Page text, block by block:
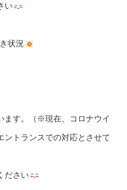
い
状況
ます。（※現在、コロナウイ
ントランスでの対応とさせて
ださい